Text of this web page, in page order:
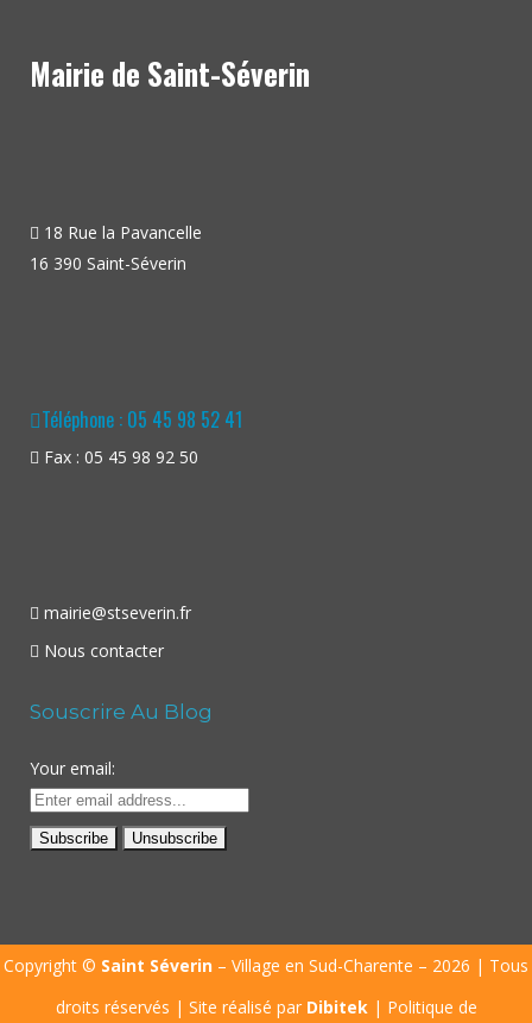
Mairie de Saint-Séverin
18 Rue la Pavancelle
16 390 Saint-Séverin
Téléphone : 05 45 98 52 41
Fax : 05 45 98 92 50
mairie@stseverin.fr
Nous contacter
Souscrire Au Blog
Your email:
Copyright © Saint Séverin – Village en Sud-Charente – 2026 | Tous
droits réservés | Site réalisé par Dibitek| Politique de